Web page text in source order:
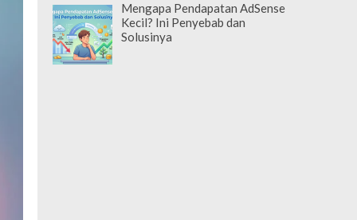
Mengapa Pendapatan AdSense
Kecil? Ini Penyebab dan
Solusinya